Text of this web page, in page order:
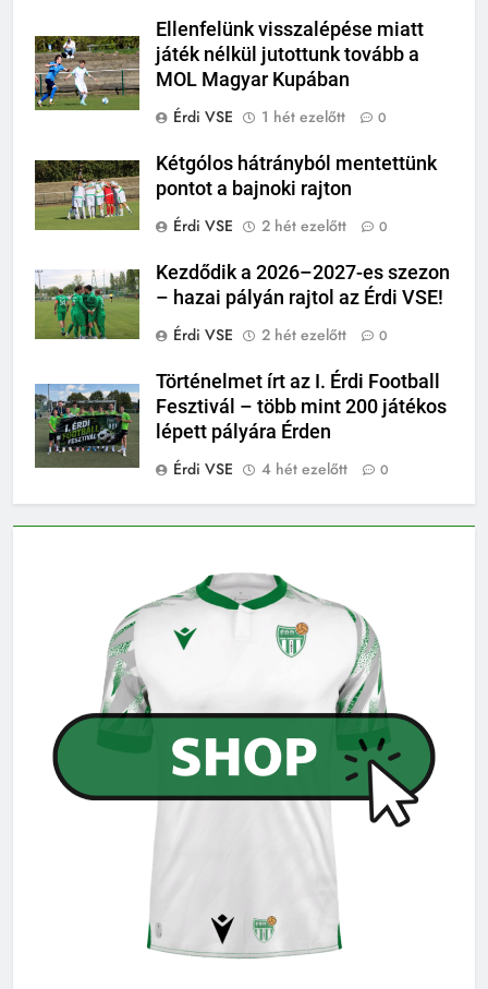
Ellenfelünk visszalépése miatt
játék nélkül jutottunk tovább a
MOL Magyar Kupában
Érdi VSE
1 hét ezelőtt 0
Kétgólos hátrányból mentettünk
pontot a bajnoki rajton
Érdi VSE
2 hét ezelőtt 0
Kezdődik a 2026–2027-es szezon
– hazai pályán rajtol az Érdi VSE!
Érdi VSE
2 hét ezelőtt 0
Történelmet írt az I. Érdi Football
Fesztivál – több mint 200 játékos
lépett pályára Érden
Érdi VSE
4 hét ezelőtt 0